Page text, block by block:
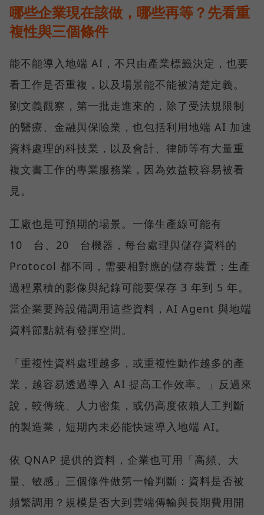
哪些企業現在該做，哪些再等？先看重
複性與三個條件
能不能導入地端 AI，不只由產業標籤決定，也要
看工作是否重複，以及場景能不能被清楚定義。
劉文義觀察，第一批走進來的，除了受法規限制
的醫療、金融與保險業，也包括利用地端 AI 加速
資料處理的科技業，以及會計、律師等有大量重
複文書工作的專業服務業，因為效益較容易被看
見。
工廠也是可預期的場景。一條生產線可能有
10 台、20 台機器，每台處理與儲存資料的
Protocol 都不同，需要相對應的儲存裝置；生產
過程累積的影像與紀錄可能要保存 3 年到 5 年。
當企業要跨設備調用這些資料，AI Agent 與地端
資料節點就有發揮空間。
「重複性資料處理越多，或重複性動作越多的產
業，越容易透過導入 AI 提高工作效率。」反過來
說，較傳統、人力密集，或仍高度依賴人工判斷
的製造業，短期內未必能快速導入地端 AI。
依 QNAP 提供的資料，企業也可用「高頻、大
量、敏感」三個條件做第一輪判斷：資料是否被
頻繁調用？規模是否大到雲端傳輸與長期費用開